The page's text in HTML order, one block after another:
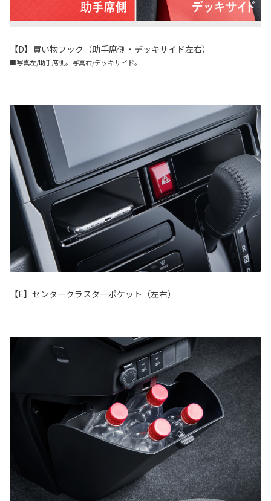
【D】買い物フック（助手席側・デッキサイド左右）
■写真左/助手席側。写真右/デッキサイド。
【E】センタークラスターポケット（左右）